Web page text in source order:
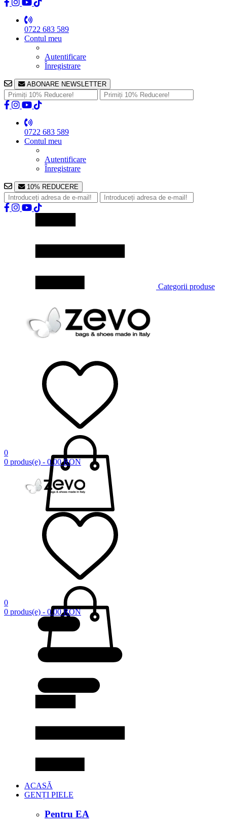
0722 683 589
Contul meu
Autentificare
Înregistrare
ABONARE NEWSLETTER
0722 683 589
Contul meu
Autentificare
Înregistrare
10% REDUCERE
Categorii produse
0
0 produs(e) - 0.00 RON
0
0 produs(e) - 0.00 RON
ACASĂ
GENȚI PIELE
Pentru EA